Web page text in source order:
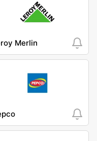
Merlin